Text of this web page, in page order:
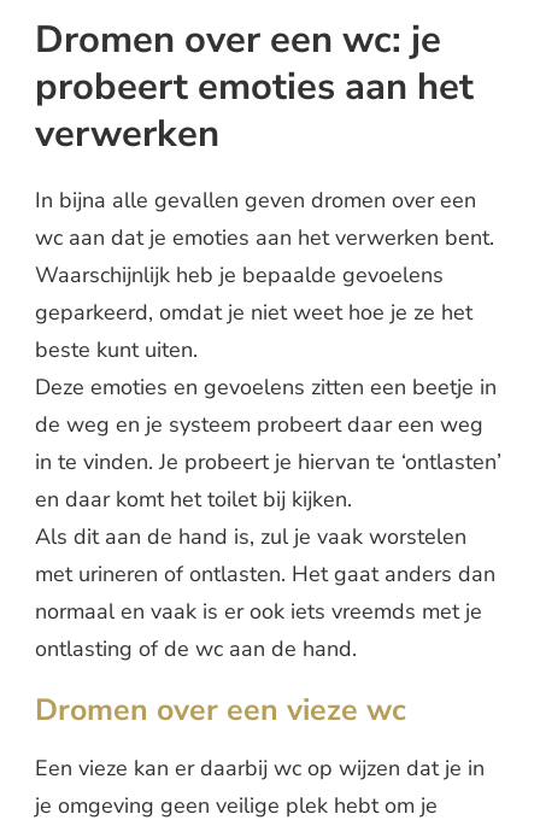
Dromen over een wc: je
probeert emoties aan het
verwerken
In bijna alle gevallen geven dromen over een
wc aan dat je emoties aan het verwerken bent.
Waarschijnlijk heb je bepaalde gevoelens
geparkeerd, omdat je niet weet hoe je ze het
beste kunt uiten.
Deze emoties en gevoelens zitten een beetje in
de weg en je systeem probeert daar een weg
in te vinden. Je probeert je hiervan te ‘ontlasten’
en daar komt het toilet bij kijken.
Als dit aan de hand is, zul je vaak worstelen
met urineren of ontlasten. Het gaat anders dan
normaal en vaak is er ook iets vreemds met je
ontlasting of de wc aan de hand.
Dromen over een vieze wc
Een vieze kan er daarbij wc op wijzen dat je in
je omgeving geen veilige plek hebt om je